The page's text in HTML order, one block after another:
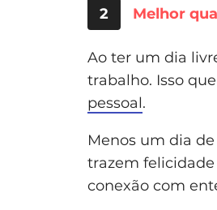
2 Melhor
Ao ter um dia
trabalho. Isso
pessoal.
Menos um dia
trazem felicidade
conexão com